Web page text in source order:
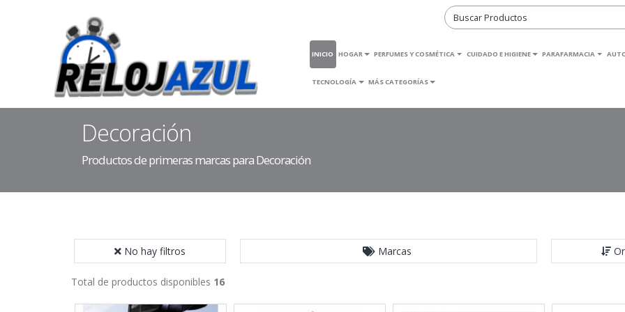
INICIO HOGAR PERFUMES Y COSMÉTICA CUIDADO E HIGIENE PARAFARMACIA
TECNOLOGÍA MÁS CATEGORÍAS
Decoración
Productos de primeras marcas para Decoración
No hay filtros Marcas
Total de productos disponibles 16